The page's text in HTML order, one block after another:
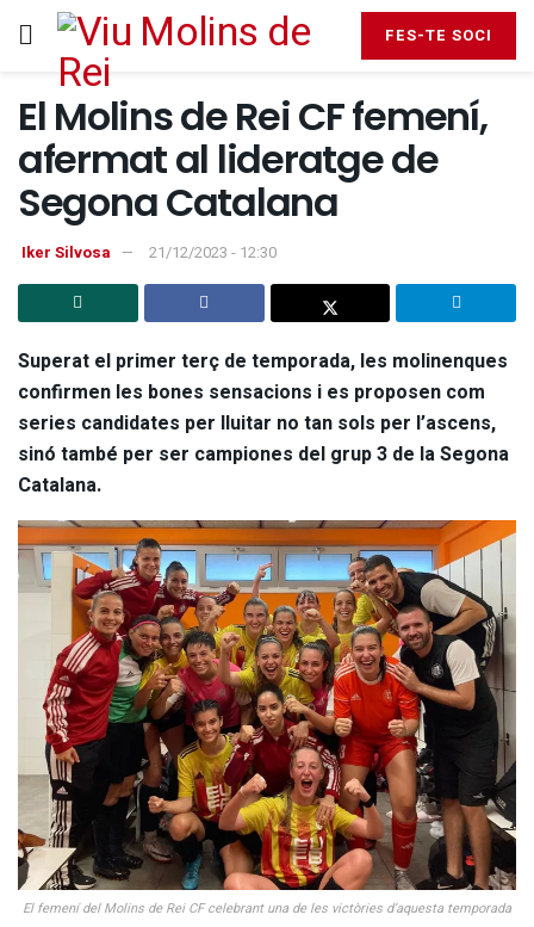
FES-TE SOCI
El Molins de Rei CF femení,
afermat al lideratge de
Segona Catalana
Iker Silvosa 21/12/2023 - 12:30
Superat el primer terç de temporada, les molinenques
confirmen les bones sensacions i es proposen com
series candidates per lluitar no tan sols per l’ascens,
sinó també per ser campiones del grup 3 de la Segona
Catalana.
El femení del Molins de Rei CF celebrant una de les victòries d’aquesta temporada